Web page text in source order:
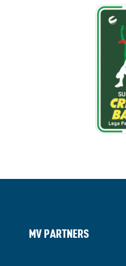
MV PARTNERS